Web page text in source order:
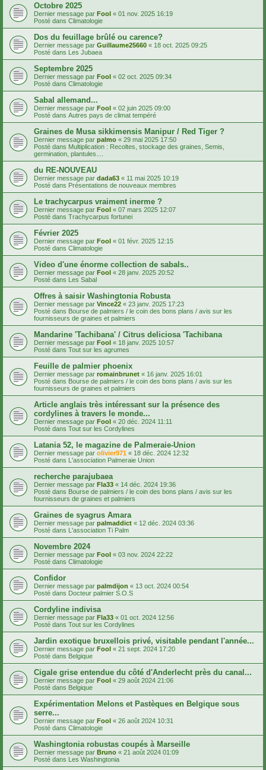
Octobre 2025
Dernier message par Fool « 01 nov. 2025 16:19
Posté dans Climatologie
Dos du feuillage brûlé ou carence?
Dernier message par Guillaume25660 « 18 oct. 2025 09:25
Posté dans Les Jubaea
Septembre 2025
Dernier message par Fool « 02 oct. 2025 09:34
Posté dans Climatologie
Sabal allemand...
Dernier message par Fool « 02 juin 2025 09:00
Posté dans Autres pays de climat tempéré
Graines de Musa sikkimensis Manipur / Red Tiger ?
Dernier message par palmo « 29 mai 2025 17:50
Posté dans Multiplication : Recoltes, stockage des graines, Semis,
germination, plantules....
du RE-NOUVEAU
Dernier message par dada63 « 11 mai 2025 10:19
Posté dans Présentations de nouveaux membres
Le trachycarpus vraiment inerme ?
Dernier message par Fool « 07 mars 2025 12:07
Posté dans Trachycarpus fortunei
Février 2025
Dernier message par Fool « 01 févr. 2025 12:15
Posté dans Climatologie
Video d'une énorme collection de sabals..
Dernier message par Fool « 28 janv. 2025 20:52
Posté dans Les Sabal
Offres à saisir Washingtonia Robusta
Dernier message par Vince22 « 23 janv. 2025 17:23
Posté dans Bourse de palmiers / le coin des bons plans / avis sur les
fournisseurs de graines et palmiers
Mandarine 'Tachibana' / Citrus deliciosa 'Tachibana
Dernier message par Fool « 18 janv. 2025 10:57
Posté dans Tout sur les agrumes
Feuille de palmier phoenix
Dernier message par romainbrunet « 16 janv. 2025 16:01
Posté dans Bourse de palmiers / le coin des bons plans / avis sur les
fournisseurs de graines et palmiers
Article anglais très intéressant sur la présence des
cordylines à travers le monde...
Dernier message par Fool « 20 déc. 2024 11:11
Posté dans Tout sur les Cordylines
Latania 52, le magazine de Palmeraie-Union
Dernier message par olivier971 « 18 déc. 2024 12:32
Posté dans L'association Palmeraie Union
recherche parajubaea
Dernier message par Fla33 « 14 déc. 2024 19:36
Posté dans Bourse de palmiers / le coin des bons plans / avis sur les
fournisseurs de graines et palmiers
Graines de syagrus Amara
Dernier message par palmaddict « 12 déc. 2024 03:36
Posté dans L'association Ti Palm
Novembre 2024
Dernier message par Fool « 03 nov. 2024 22:22
Posté dans Climatologie
Confidor
Dernier message par palmdijon « 13 oct. 2024 00:54
Posté dans Docteur palmier S.O.S
Cordyline indivisa
Dernier message par Fla33 « 01 oct. 2024 12:56
Posté dans Tout sur les Cordylines
Jardin exotique bruxellois privé, visitable pendant l'année...
Dernier message par Fool « 21 sept. 2024 17:20
Posté dans Belgique
Cigale grise entendue du côté d'Anderlecht près du canal...
Dernier message par Fool « 29 août 2024 21:06
Posté dans Belgique
Expérimentation Melons et Pastèques en Belgique sous
serre...
Dernier message par Fool « 26 août 2024 10:31
Posté dans Climatologie
Washingtonia robustas coupés à Marseille
Dernier message par Bruno « 21 août 2024 01:09
Posté dans Les Washingtonia